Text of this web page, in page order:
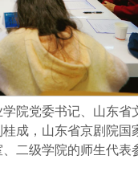
院党委书记、山东
成，山东省京剧院
二级学院的师生代